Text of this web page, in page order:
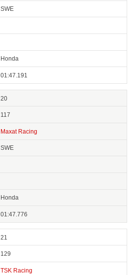
SWE
Honda
01:47.191
20
117
Maxat Racing
SWE
Honda
01:47.776
21
129
TSK Racing